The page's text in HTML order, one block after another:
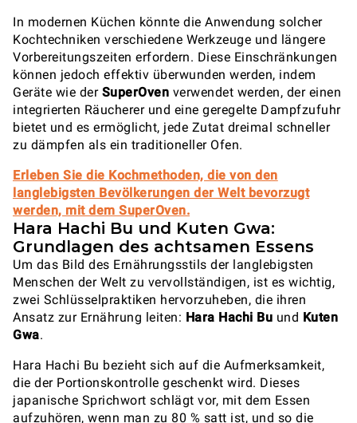
In modernen Küchen könnte die Anwendung solcher
Kochtechniken verschiedene Werkzeuge und längere
Vorbereitungszeiten erfordern. Diese Einschränkungen
können jedoch effektiv überwunden werden, indem
Geräte wie der SuperOven verwendet werden, der einen
integrierten Räucherer und eine geregelte Dampfzufuhr
bietet und es ermöglicht, jede Zutat dreimal schneller
zu dämpfen als ein traditioneller Ofen.
Erleben Sie die Kochmethoden, die von den
langlebigsten Bevölkerungen der Welt bevorzugt
werden, mit dem SuperOven.
Hara Hachi Bu und Kuten Gwa:
Grundlagen des achtsamen Essens
Um das Bild des Ernährungsstils der langlebigsten
Menschen der Welt zu vervollständigen, ist es wichtig,
zwei Schlüsselpraktiken hervorzuheben, die ihren
Ansatz zur Ernährung leiten: Hara Hachi Bu und Kuten
Gwa.
Hara Hachi Bu bezieht sich auf die Aufmerksamkeit,
die der Portionskontrolle geschenkt wird. Dieses
japanische Sprichwort schlägt vor, mit dem Essen
aufzuhören, wenn man zu 80 % satt ist, und so die